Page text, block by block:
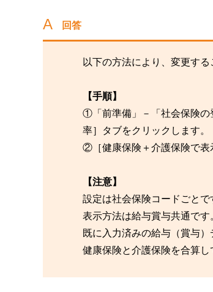
回答
以下の方法により、変更する
【手順】
①「前準備」－「社会保険の
率］タブをクリックします。
②［健康保険＋介護保険で表
【注意】
設定は社会保険コードごとで
表示方法は給与賞与共通です
既に入力済みの給与（賞与）
健康保険と介護保険を合算し